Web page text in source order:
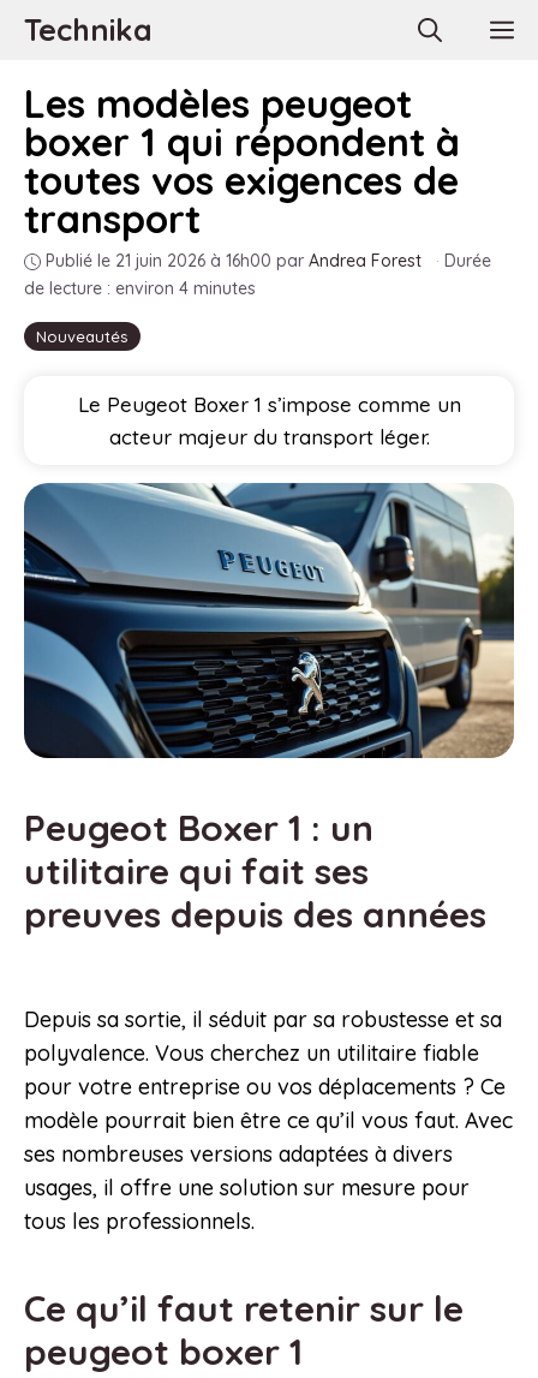
AllerTechnika
Nouveautés
Les modèles peugeot
boxer 1 qui répondent à
toutes vos exigences de
transport
Publié le 21 juin 2026 à 16h00 par Andrea Forest · Durée
de lecture : environ 4 minutes
Le Peugeot Boxer 1 s’impose comme un
acteur majeur du transport léger.
Peugeot Boxer 1 : un
utilitaire qui fait ses
preuves depuis des années
Depuis sa sortie, il séduit par sa robustesse et sa
polyvalence. Vous cherchez un utilitaire fiable
pour votre entreprise ou vos déplacements ? Ce
modèle pourrait bien être ce qu’il vous faut. Avec
ses nombreuses versions adaptées à divers
usages, il offre une solution sur mesure pour
tous les professionnels.
Ce qu’il faut retenir sur le
peugeot boxer 1